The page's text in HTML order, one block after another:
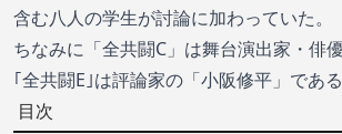
含む八人の学生が討論に加わっていた。
ちなみに「全共闘C」は舞台演出家・俳
｢全共闘E｣は評論家の「小阪修平 」である
目次